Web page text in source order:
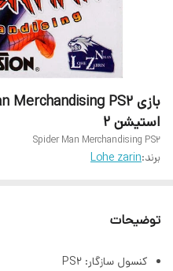
استیشن 2
Spider Man Merchandising PS2
برند:Lohe zarin
توضیحات
کنسول سازگار: PS2